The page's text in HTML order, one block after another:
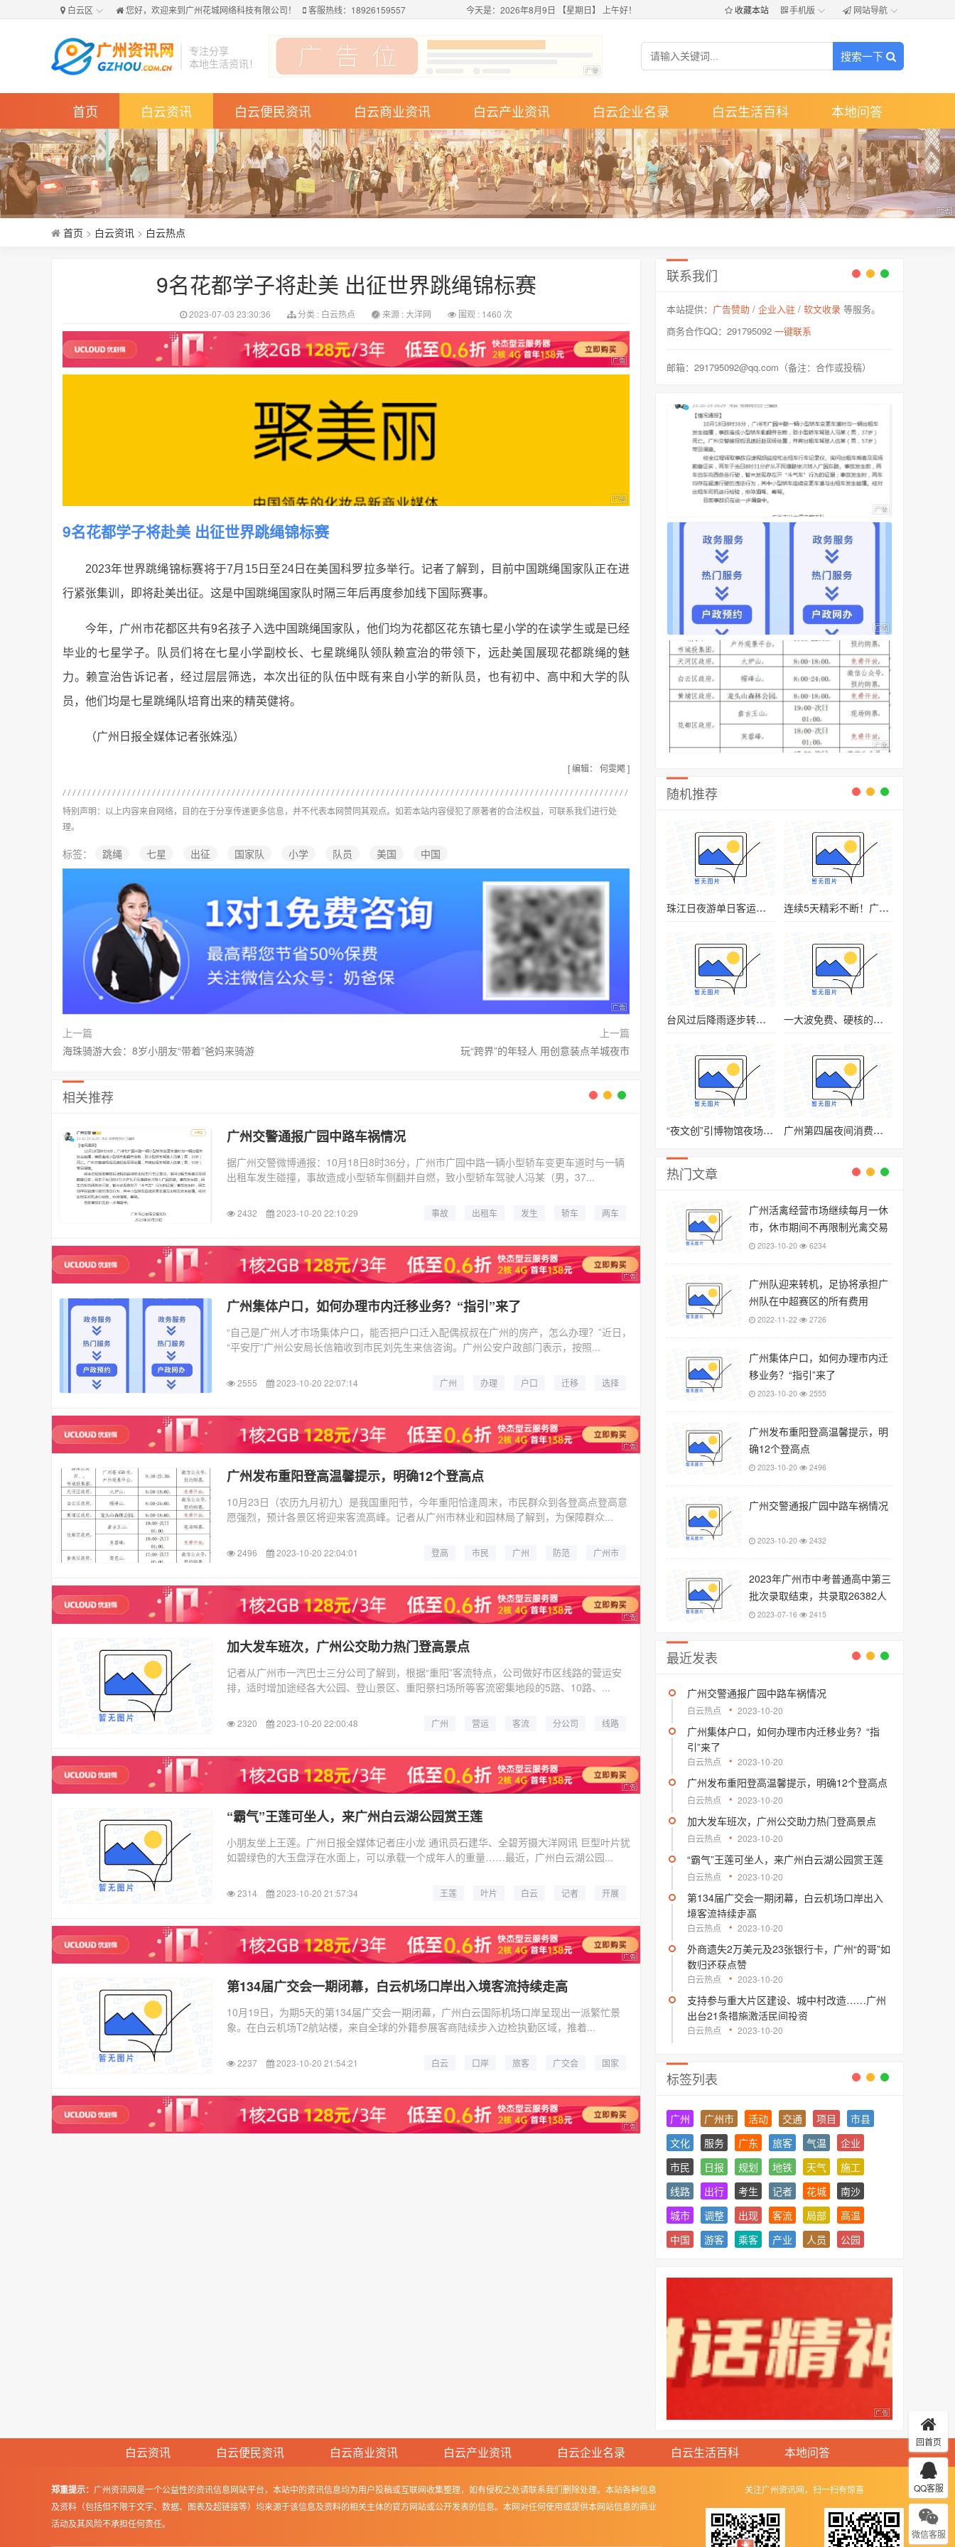
白云区 您好，欢迎来到广州花城网络科技有限公司！ 客服热线：18926159557 今天是：2026年8月9日 【星期日】 上午好！ 收藏本站 手机版 网站导航
专注分享
本地生活资讯！
搜索一下
首页 白云资讯 白云便民资讯 白云商业资讯 白云产业资讯 白云企业名录 白云生活百科 本地问答
首页 > 白云资讯 > 白云热点
9名花都学子将赴美 出征世界跳绳锦标赛
2023-07-03 23:30:36 分类 : 白云热点 来源 : 大洋网 围观 : 1460 次
9名花都学子将赴美 出征世界跳绳锦标赛
2023年世界跳绳锦标赛将于7月15日至24日在美国科罗拉多举行。记者了解到，目前中国跳绳国家队正在进
行紧张集训，即将赴美出征。这是中国跳绳国家队时隔三年后再度参加线下国际赛事。
今年，广州市花都区共有9名孩子入选中国跳绳国家队，他们均为花都区花东镇七星小学的在读学生或是已经
毕业的七星学子。队员们将在七星小学副校长、七星跳绳队领队赖宣治的带领下，远赴美国展现花都跳绳的魅
力。赖宣治告诉记者，经过层层筛选，本次出征的队伍中既有来自小学的新队员，也有初中、高中和大学的队
员，他们均是七星跳绳队培育出来的精英健将。
（广州日报全媒体记者张姝泓）
[ 编辑： 何雯飔 ]
特别声明：以上内容来自网络，目的在于分享传递更多信息，并不代表本网赞同其观点。如若本站内容侵犯了原著者的合法权益，可联系我们进行处
理。
标签： 跳绳 七星 出征 国家队 小学 队员 美国 中国
上一篇
海珠骑游大会：8岁小朋友“带着”爸妈来骑游
上一篇
玩“跨界”的年轻人 用创意装点羊城夜市
相关推荐
广州交警通报广园中路车祸情况
据广州交警微博通报：10月18日8时36分，广州市广园中路一辆小型轿车变更车道时与一辆
出租车发生碰撞，事故造成小型轿车侧翻并自燃，致小型轿车驾驶人冯某（男，37...
2432 2023-10-20 22:10:29 事故 出租车 发生 轿车 两车
广州集体户口，如何办理市内迁移业务？“指引”来了
“自己是广州人才市场集体户口，能否把户口迁入配偶叔叔在广州的房产，怎么办理？”近日，
“平安厅”广州公安局长信箱收到市民刘先生来信咨询。广州公安户政部门表示，按照...
2555 2023-10-20 22:07:14 广州 办理 户口 迁移
选择
广州发布重阳登高温馨提示，明确12个登高点
10月23日（农历九月初九）是我国重阳节，今年重阳恰逢周末，市民群众到各登高点登高意
愿强烈，预计各景区将迎来客流高峰。记者从广州市林业和园林局了解到，为保障群众...
2496 2023-10-20 22:04:01 登高 市民 广州 防范
广州市
加大发车班次，广州公交助力热门登高景点
记者从广州市一汽巴士三分公司了解到，根据“重阳”客流特点，公司做好市区线路的营运安
排，适时增加途经各大公园、登山景区、重阳祭扫场所等客流密集地段的5路、10路、...
2320 2023-10-20 22:00:48 广州 营运 客流 分公司
线路
“霸气”王莲可坐人，来广州白云湖公园赏王莲
小朋友坐上王莲。广州日报全媒体记者庄小龙 通讯员石建华、全碧芳摄大洋网讯 巨型叶片犹
如碧绿色的大玉盘浮在水面上，可以承载一个成年人的重量……最近，广州白云湖公园...
2314 2023-10-20 21:57:34 王莲 叶片 白云 记者 开展
第134届广交会一期闭幕，白云机场口岸出入境客流持续走高
10月19日，为期5天的第134届广交会一期闭幕，广州白云国际机场口岸呈现出一派繁忙景
象。在白云机场T2航站楼，来自全球的外籍参展客商陆续步入边检执勤区域，推着...
2237 2023-10-20 21:54:21 白云 口岸 旅客 广交会 国家
联系我们
本站提供： 广告赞助 / 企业入驻 / 软文收录 等服务。
商务合作QQ：291795092 一键联系
邮箱：291795092@qq.com（备注：合作或投稿）
随机推荐
珠江日夜游单日客运量创历史新高 连续5天精彩不断！广州北京路国际青年文化周亮点抢先看
台风过后降雨逐步转弱 广州蔬菜价格升幅缩小 一大波免费、硬核的科普活动来袭！广州科技活动周于本周六开幕
“夜文创”引博物馆夜场之潮 广州第四届夜间消费节7月启动
热门文章
广州活禽经营市场继续每月一休
市，休市期间不再限制光禽交易
2023-10-20 6234
广州队迎来转机，足协将承担广
州队在中超赛区的所有费用
2022-11-22 2726
广州集体户口，如何办理市内迁
移业务？“指引”来了
2023-10-20 2555
广州发布重阳登高温馨提示，明
确12个登高点
2023-10-20 2496
广州交警通报广园中路车祸情况
2023-10-20 2432
2023年广州市中考普通高中第三
批次录取结束，共录取26382人
2023-07-16 2415
最近发表
广州交警通报广园中路车祸情况
白云热点 2023-10-20
广州集体户口，如何办理市内迁移业务？“指
引”来了
白云热点 2023-10-20
广州发布重阳登高温馨提示，明确12个登高点
白云热点 2023-10-20
加大发车班次，广州公交助力热门登高景点
白云热点 2023-10-20
“霸气”王莲可坐人，来广州白云湖公园赏王莲
白云热点 2023-10-20
第134届广交会一期闭幕，白云机场口岸出入
境客流持续走高
白云热点 2023-10-20
外商遗失2万美元及23张银行卡，广州“的哥”如
数归还获点赞
白云热点 2023-10-20
支持参与重大片区建设、城中村改造……广州
出台21条措施激活民间投资
白云热点 2023-10-20
标签列表
广州 广州市 活动 交通 项目
市县
文化
服务 广东 旅客 气温
企业
市民
日报 规划 地铁 天气
施工
线路
出行 考生 记者 花城
南沙
城市
调整 出现 客流 局部
高温
中国
游客 乘客 产业 人员 公园
白云资讯 白云便民资讯 白云商业资讯 白云产业资讯 白云企业名录 白云生活百科 本地问答
郑重提示： 广州资讯网是一个公益性的资讯信息网站平台，本站中的资讯信息均为用户投稿或互联网收集整理，如有侵权之处请联系我们删除处理。本站各种信息
及资料（包括但不限于文字、数据、图表及超链接等）均来源于该信息及资料的相关主体的官方网站或公开发表的信息。本网对任何使用或提供本网站信息的商业
活动及其风险不承担任何责任。
关注广州资讯网，扫一扫有惊喜
回首页
QQ客服
微信客服